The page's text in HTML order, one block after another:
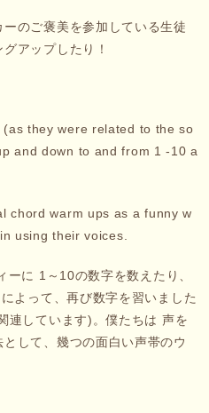
のご褒美を参加している生徒
アップしたり！
they were related to the so
and down to and from 1 -10 a
chord warm ups as a funny w
using their voices.
に 1～10の数字を数えたり、
よって、再び数字を習いました
連しています)。僕たちは 声を
して、幾つの面白い声帯のウ